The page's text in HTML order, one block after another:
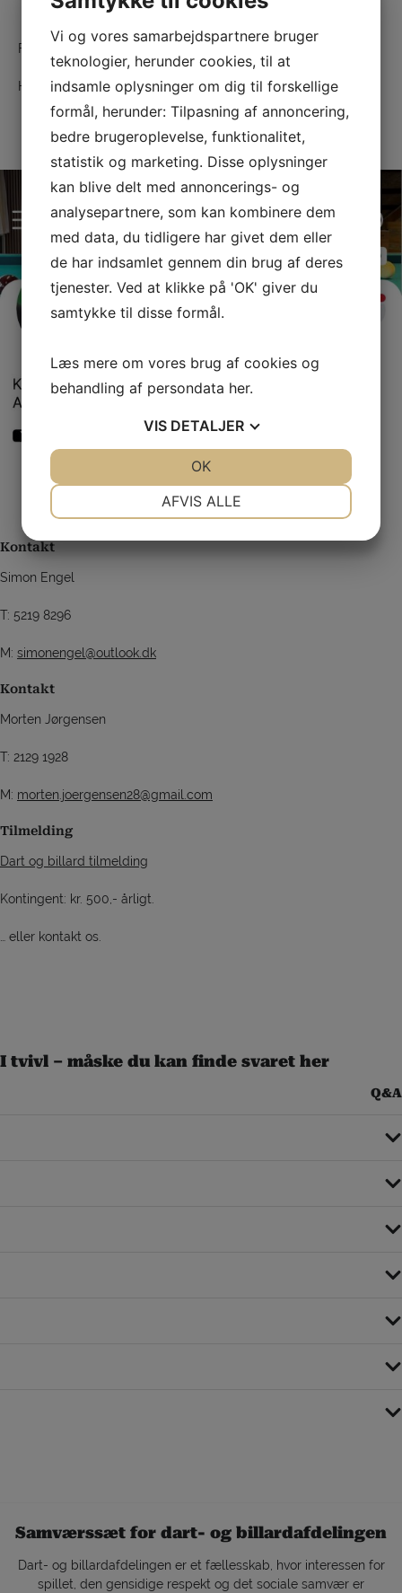
Følg vores Facebook-side.
Her vil træningstider mm. også fremgå.
Følg os her
Kontakt
Simon Engel
T: 5219 8296
M: simonengel@outlook.dk
Kontakt
Morten Jørgensen
T: 2129 1928
M: morten.joergensen28@gmail.com
Tilmelding
Dart og billard tilmelding
Kontingent: kr. 500,- årligt.
… eller kontakt os.
I tvivl – måske du kan finde svaret her
Q&A
Samværssæt for dart- og billardafdelingen
Dart- og billardafdelingen er et fællesskab, hvor interessen for
spillet, den gensidige respekt og det sociale samvær er
Vi og vores samarbejdspartnere bruger
teknologier, herunder cookies, til at
indsamle oplysninger om dig til forskellige
formål, herunder: Tilpasning af annoncering,
bedre brugeroplevelse, funktionalitet,
statistik og marketing. Disse oplysninger
kan blive delt med annoncerings- og
analysepartnere, som kan kombinere dem
med data, du tidligere har givet dem eller
de har indsamlet gennem din brug af deres
tjenester. Ved at klikke på 'OK' giver du
samtykke til disse formål.
Læs mere om vores brug af cookies og
behandling af persondata her.
VIS DETALJER
AFVIS ALLE
OK